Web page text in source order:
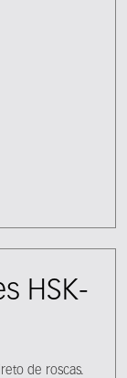
HSK-
de roscas.